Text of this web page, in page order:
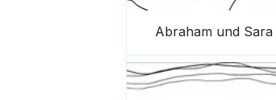
Abraham und Sara